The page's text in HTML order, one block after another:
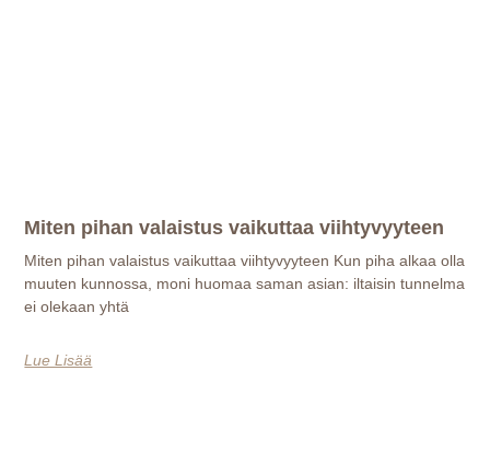
Miten pihan valaistus vaikuttaa viihtyvyyteen
Miten pihan valaistus vaikuttaa viihtyvyyteen Kun piha alkaa olla
muuten kunnossa, moni huomaa saman asian: iltaisin tunnelma
ei olekaan yhtä
Lue Lisää